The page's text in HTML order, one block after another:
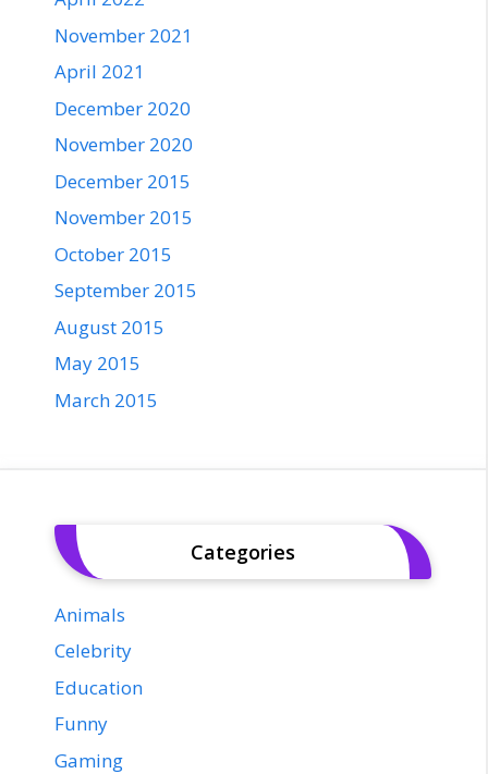
November 2021
April 2021
December 2020
November 2020
December 2015
November 2015
October 2015
September 2015
August 2015
May 2015
March 2015
Categories
Animals
Celebrity
Education
Funny
Gaming